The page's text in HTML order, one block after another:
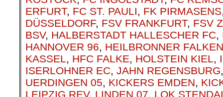
ERFURT, FC ST. PAULI, FK PIRMASENS
DÜSSELDORF, FSV FRANKFURT, FSV
BSV, HALBERSTADT HALLESCHER FC,
HANNOVER 96, HEILBRONNER FALKEN
KASSEL, HFC FALKE, HOLSTEIN KIEL,
ISERLOHNER EC, JAHN REGENSBURG
UERDINGEN 05, KICKERS EMDEN,
LEIPZIG REV, LINDEN 07, LOK